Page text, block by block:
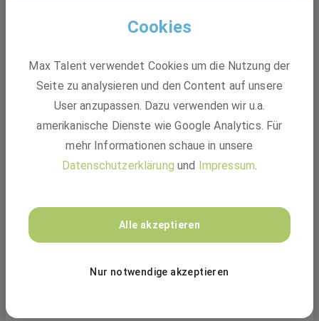
2018gegründet
Mittelständler
und Produktion von innovativen Technologien für die Luft-
und Raumfahrt, Verteidigung, Sicherheit und
Anforderungen der Kunden zugeschnitten sind. Mit einem
Cookies
Max Talent verwendet Cookies um die Nutzung der
Seite zu analysieren und den Content auf unsere
User anzupassen. Dazu verwenden wir u.a.
amerikanische Dienste wie Google Analytics. Für
mehr Informationen schaue in unsere
Datenschutzerklärung und Impressum.
Alle akzeptieren
Nur notwendige akzeptieren